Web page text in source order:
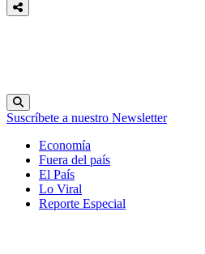
Suscríbete a nuestro Newsletter
Economía
Fuera del país
El País
Lo Viral
Reporte Especial